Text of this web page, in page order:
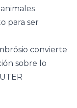
para ser